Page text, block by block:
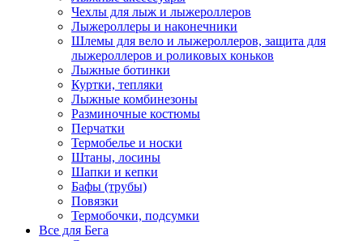
Чехлы для лыж и лыжероллеров
Лыжероллеры и наконечники
Шлемы для вело и лыжероллеров, защита для
лыжероллеров и роликовых коньков
Лыжные ботинки
Куртки, тепляки
Лыжные комбинезоны
Разминочные костюмы
Перчатки
Термобелье и носки
Штаны, лосины
Шапки и кепки
Бафы (трубы)
Повязки
Термобочки, подсумки
Все для Бега